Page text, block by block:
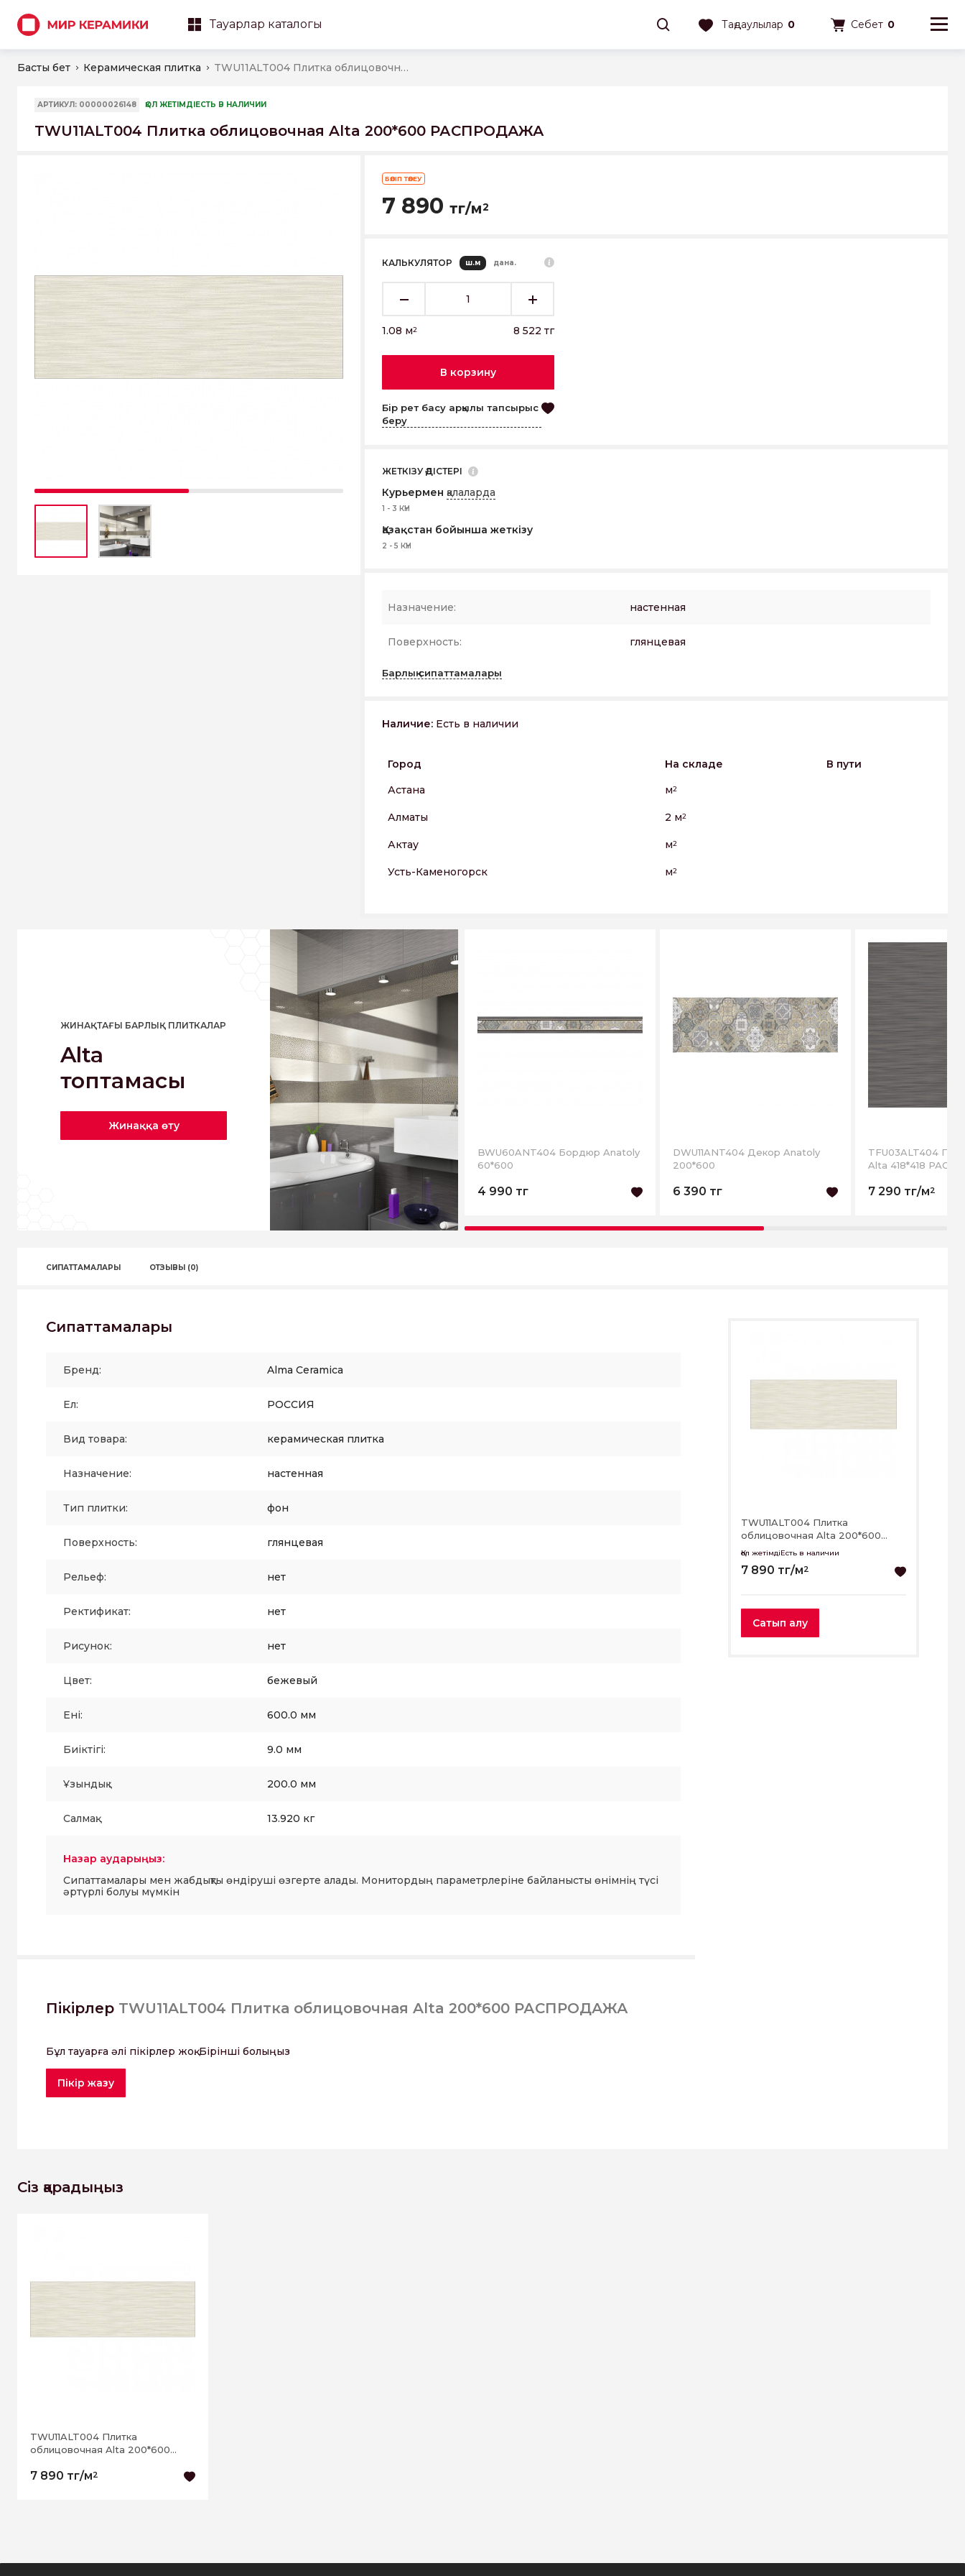
Тауарлар каталогы Таңдаулылар 0 Себет 0
Басты бет Керамическая плитка TWU11ALT004 Плитка облицовочная Alta 200*600 РАСПРОДАЖА
АРТИКУЛ: 00000026148 ҚОЛ ЖЕТІМДІЕСТЬ В НАЛИЧИИ
TWU11ALT004 Плитка облицовочная Alta 200*600 РАСПРОДАЖА
БӨЛІП ТӨЛЕУ
7 890 тг/м2
КАЛЬКУЛЯТОР ш.м дана.
1.08 м2 8 522 тг
В корзину
Бір рет басу арқылы тапсырыс
беру
ЖЕТКІЗУ ӘДІСТЕРІ
Курьермен қалаларда
1 - 3 КҮН
Қазақстан бойынша жеткізу
2 - 5 КҮН
Назначение: настенная
Поверхность: глянцевая
Барлық сипаттамалары
Наличие: Есть в наличии
Город На складе
В пути
Астана
м2
Алматы 2 м2
Актау м2
Усть-Каменогорск м2
ЖИНАҚТАҒЫ БАРЛЫҚ ПЛИТКАЛАР
Alta
топтамасы
Жинаққа өту
BWU60ANT404 Бордюр Anatoly
60*600
4 990 тг
DWU11ANT404 Декор Anatoly
200*600
6 390 тг
TFU03ALT404 Плитка
Alta 418*418
7 290 тг/м2
СИПАТТАМАЛАРЫ ОТЗЫВЫ (0)
TWU11ALT004 Плитка
облицовочная Alta 200*600
РАСПРОДАЖА
Қол жетімдіЕсть в наличии
7 890 тг/м2
Сатып алу
Сипаттамалары
Бренд: Alma Ceramica
Ел: РОССИЯ
Вид товара: керамическая плитка
Назначение: настенная
Тип плитки: фон
Поверхность: глянцевая
Рельеф: нет
Ректификат: нет
Рисунок: нет
Цвет: бежевый
Ені: 600.0 мм
Биіктігі: 9.0 мм
Ұзындық : 200.0 мм
Салмақ: 13.920 кг
Назар аударыңыз:
Сипаттамалары мен жабдықты өндіруші өзгерте алады. Монитордың параметрлеріне байланысты өнімнің түсі
әртүрлі болуы мүмкін
Пікірлер TWU11ALT004 Плитка облицовочная Alta 200*600 РАСПРОДАЖА
Бұл тауарға әлі пікірлер жоқ. Бірінші болыңыз
Пікір жазу
Сіз қарадыңыз
TWU11ALT004 Плитка
облицовочная Alta 200*600
7 890 тг/м2